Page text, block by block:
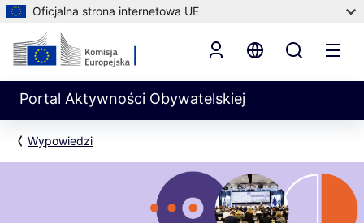
Oficjalna strona internetowa UE
Portal Aktywności Obywatelskiej
Wypowiedzi